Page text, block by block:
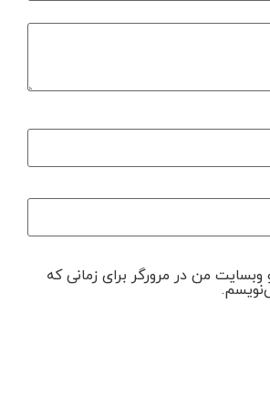
وبسایت من در مرورگر برای زمانی که